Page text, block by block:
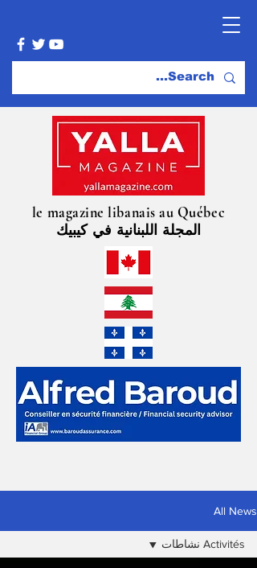
le magazine libanais au Québec
المجلة اللبنانية في كيبيك
All News
Activités نشاطات